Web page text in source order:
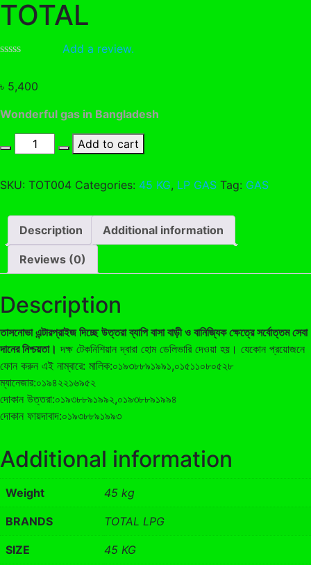
TOTAL
Add a review.
৳ 5,400
Wonderful gas in Bangladesh
TOTAL
quantity
Add to cart
SKU: TOT004 Categories: 45 KG, LP GAS Tag: GAS
Description Additional information
Reviews (0)
Description
তাসনোভা এন্টারপ্রাইজ দিচ্ছে উত্তরা ব্যাপি বাসা বাড়ী ও বানিজ্যিক ক্ষেত্রে সর্বোত্তম সেবা
দানের নিশ্চয়তা। দক্ষ টেকনিশিয়ান দ্বারা হোম ডেলিভারি দেওয়া হয়। যেকোন প্রয়োজনে
ফোন করুন এই নাম্বারে: মালিক:০১৯৩৮৮৯১৯৯১,০১৫১১০৮০৫২৮
ম্যানেজার:০১৯৪২২১৬৯৫২
দোকান উত্তরা:০১৯৩৮৮৯১৯৯২,০১৯৩৮৮৯১৯৯৪
দোকান ফায়দাবাদ:০১৯৩৮৮৯১৯৯৩
Additional information
Weight 45 kg
BRANDS TOTAL LPG
SIZE 45 KG